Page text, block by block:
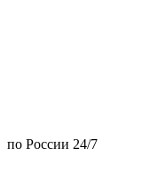
по России 24/7